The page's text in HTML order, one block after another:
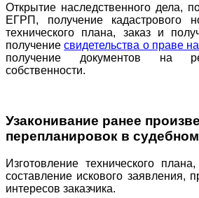
Открытие наследственного дела,
ЕГРП, получение кадастрового
технического плана, заказ и
получениесвидетельства о праве
получение документов на
собственности.
Узаконивание ранее
перепланировок в
Изготовление технического
составление искового заявления,
интересов заказчика.